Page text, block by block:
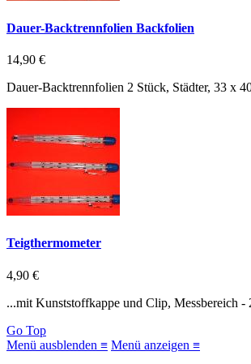
Dauer-Backtrennfolien Backfolien
14,90 €
Dauer-Backtrennfolien 2 Stück, Städter, 33 x
Teigthermometer
4,90 €
...mit Kunststoffkappe und Clip, Messbereich -
Go Top
Menü ausblenden ≡ Menü anzeigen ≡